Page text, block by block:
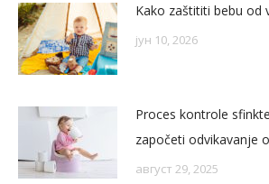
Kako zaštititi bebu od
јун 10, 2026
Proces kontrole
započeti odvikavanje
август 29, 2025